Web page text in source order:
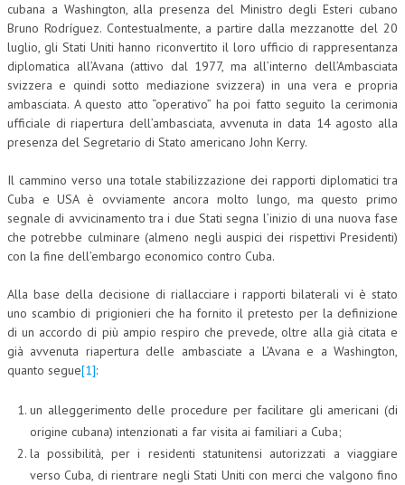
ECONOMIA
CORPORATE SOCIAL RESPONSIBILITY
ECONOMIA DELL’ARTE
INTERNAZIONALIZZAZIONE
RISORSE UMANE
MARKETING
TREASURY IN FINANCIAL SERVICES
RISK MANAGEMENT
SVILUPPO SOSTENIBILE
PERSONA E CITTÀ
DIRITTO
DIRITTO PENALE D’IMPRESA
cubana a Washington, alla presenza del Ministro degli Esteri cubano
Bruno Rodríguez. Contestualmente, a partire dalla mezzanotte del 20
luglio, gli Stati Uniti hanno riconvertito il loro ufficio di rappresentanza
diplomatica all’Avana (attivo dal 1977, ma all’interno dell’Ambasciata
svizzera e quindi sotto mediazione svizzera) in una vera e propria
ambasciata. A questo atto “operativo” ha poi fatto seguito la cerimonia
ufficiale di riapertura dell’ambasciata, avvenuta in data 14 agosto alla
presenza del Segretario di Stato americano John Kerry.
Il cammino verso una totale stabilizzazione dei rapporti diplomatici tra
Cuba e USA è ovviamente ancora molto lungo, ma questo primo
segnale di avvicinamento tra i due Stati segna l’inizio di una nuova fase
che potrebbe culminare (almeno negli auspici dei rispettivi Presidenti)
con la fine dell’embargo economico contro Cuba.
Alla base della decisione di riallacciare i rapporti bilaterali vi è stato
uno scambio di prigionieri che ha fornito il pretesto per la definizione
di un accordo di più ampio respiro che prevede, oltre alla già citata e
già avvenuta riapertura delle ambasciate a L’Avana e a Washington,
quanto segue[1]:
un alleggerimento delle procedure per facilitare gli americani (di
origine cubana) intenzionati a far visita ai familiari a Cuba;
la possibilità, per i residenti statunitensi autorizzati a viaggiare
verso Cuba, di rientrare negli Stati Uniti con merci che valgono fino